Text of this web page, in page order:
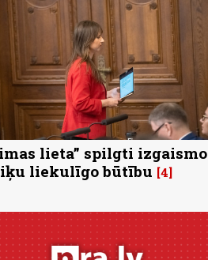
lieta” spilgti izgaismo
liekulīgo būtību 4